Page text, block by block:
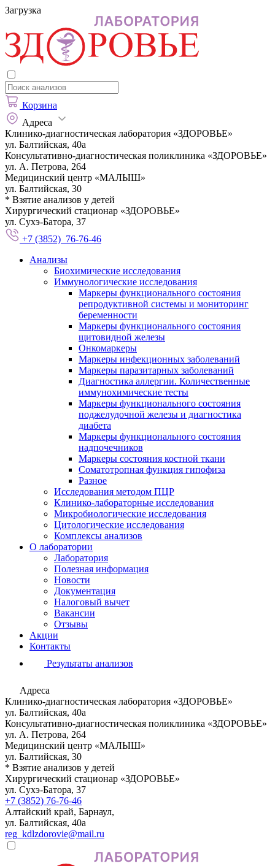
Загрузка
Корзина
Адреса
Клинико-диагностическая лаборатория «ЗДОРОВЬЕ»
ул. Балтийская, 40а
Консультативно-диагностическая поликлиника «ЗДОРОВЬЕ»
ул. А. Петрова, 264
Медицинский центр «МАЛЫШ»
ул. Балтийская, 30
* Взятие анализов у детей
Хирургический стационар «ЗДОРОВЬЕ»
ул. Сухэ-Батора, 37
+7 (3852) 76-76-46
Анализы
Биохимические исследования
Иммунологические исследования
Маркеры функционального состояния
репродуктивной системы и мониторинг
беременности
Маркеры функционального состояния
щитовидной железы
Онкомаркеры
Маркеры инфекционных заболеваний
Маркеры паразитарных заболеваний
Диагностика аллергии. Количественные
иммунохимические тесты
Маркеры функционального состояния
поджелудочной железы и диагностика
диабета
Маркеры функционального состояния
надпочечников
Маркеры состояния костной ткани
Соматотропная функция гипофиза
Разное
Исследования методом ПЦР
Клинико-лабораторные исследования
Микробиологические исследования
Цитологические исследования
Комплексы анализов
О лаборатории
Лаборатория
Полезная информация
Новости
Документация
Налоговый вычет
Вакансии
Отзывы
Акции
Контакты
Результаты анализов
Адреса
Клинико-диагностическая лаборатория «ЗДОРОВЬЕ»
ул. Балтийская, 40а
Консультативно-диагностическая поликлиника «ЗДОРОВЬЕ»
ул. А. Петрова, 264
Медицинский центр «МАЛЫШ»
ул. Балтийская, 30
* Взятие анализов у детей
Хирургический стационар «ЗДОРОВЬЕ»
ул. Сухэ-Батора, 37
+7 (3852) 76-76-46
Алтайский край, Барнаул,
ул. Балтийская, 40а
reg_kdlzdorovie@mail.ru